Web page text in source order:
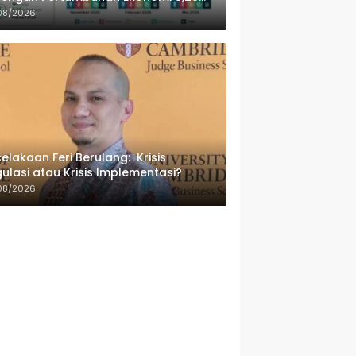
2026
Feri Berulang: Krisis
atau Krisis Implementasi?
2026